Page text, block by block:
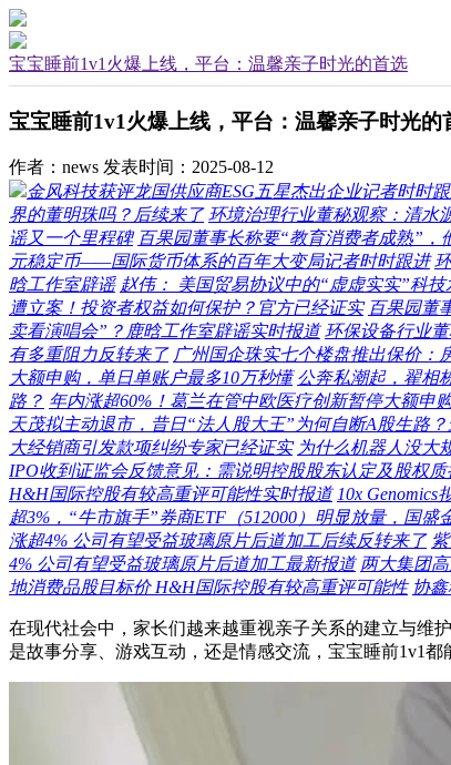
宝宝睡前1v1火爆上线，平台：温馨亲子时光的首选
宝宝睡前1v1火爆上线，平台：温馨亲子时光的
作者：news 发表时间：2025-08-12
金风科技获评龙国供应商ESG五星杰出企业记者时时
界的董明珠吗？后续来了 环境治理行业董秘观察：清水
谣又一个里程碑 百果园董事长称要“教育消费者成熟”
元稳定币——国际货币体系的百年大变局记者时时跟进
晗工作室辟谣 赵伟： 美国贸易协议中的“虚虚实实”科
遭立案！投资者权益如何保护？官方已经证实 百果园董
卖看演唱会”？鹿晗工作室辟谣实时报道 环保设备行业
有多重阻力反转来了 广州国企珠实七个楼盘推出保价：
大额申购，单日单账户最多10万秒懂 公奔私潮起，翟相
路？ 年内涨超60%！葛兰在管中欧医疗创新暂停大额申
天茂拟主动退市，昔日“法人股大王”为何自断A股生路
大经销商引发款项纠纷专家已经证实 为什么机器人没大
IPO收到证监会反馈意见：需说明控股股东认定及股权
H&H国际控股有较高重评可能性实时报道 10x Genomics
超3%，“牛市旗手”券商ETF（512000）明显放量，国盛
涨超4% 公司有望受益玻璃原片后道加工后续反转来了
4% 公司有望受益玻璃原片后道加工最新报道 两大集团
地消费品股目标价 H&H国际控股有较高重评可能性 协
在现代社会中，家长们越来越重视亲子关系的建立与维
是故事分享、游戏互动，还是情感交流，宝宝睡前1v1都